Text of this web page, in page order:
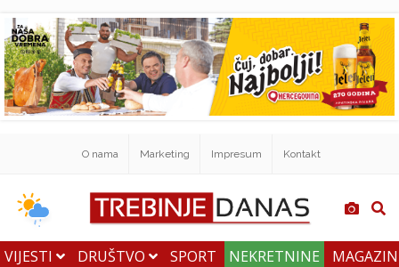
O nama Marketing Impresum Kontakt
VIJESTI DRUŠTVO SPORT NEKRETNINE